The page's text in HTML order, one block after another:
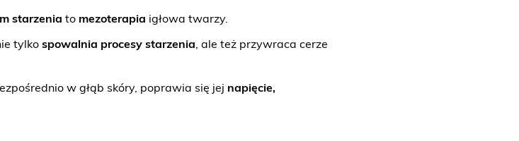
starzenia to mezoterapia igłowa twarzy.
tylkospowalnia procesy starzenia, ale też przywraca cerze
w głąb skóry, poprawia się jej napięcie,